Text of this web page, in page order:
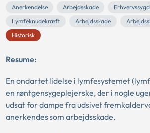
Anerkendelse Arbejdsskade
Lymfeknudekræft
Arbejdsskade
Historisk
Resume:
En ondartet lidelse i lymfesystemet
en røntgensygeplejerske, der i nogle
udsat for dampe fra udsivet
anerkendes som arbejdsskade.